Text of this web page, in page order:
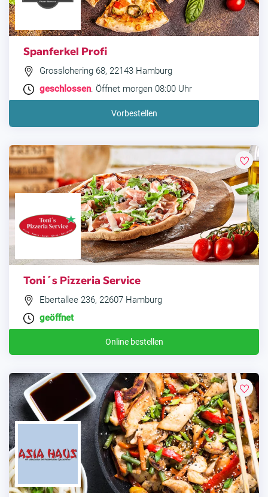
Spanferkel Profi
Grosslohering 68, 22143 Hamburg
geschlossen. Öffnet morgen 08:00 Uhr
Vorbestellen
Toni´s Pizzeria Service
Ebertallee 236, 22607 Hamburg
geöffnet
Online bestellen